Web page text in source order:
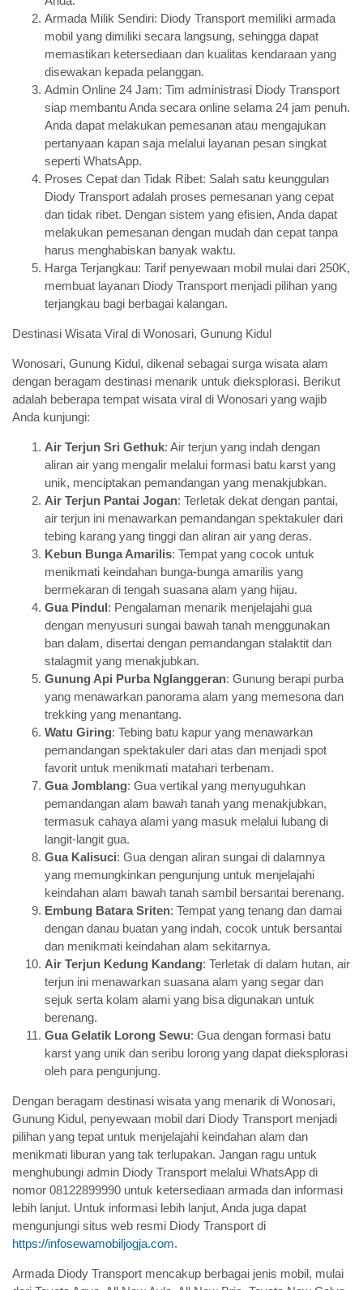
Armada Milik Sendiri: Diody Transport memiliki armada
mobil yang dimiliki secara langsung, sehingga dapat
memastikan ketersediaan dan kualitas kendaraan yang
disewakan kepada pelanggan.
Admin Online 24 Jam: Tim administrasi Diody Transport
siap membantu Anda secara online selama 24 jam penuh.
Anda dapat melakukan pemesanan atau mengajukan
pertanyaan kapan saja melalui layanan pesan singkat
seperti WhatsApp.
Proses Cepat dan Tidak Ribet: Salah satu keunggulan
Diody Transport adalah proses pemesanan yang cepat
dan tidak ribet. Dengan sistem yang efisien, Anda dapat
melakukan pemesanan dengan mudah dan cepat tanpa
harus menghabiskan banyak waktu.
Harga Terjangkau: Tarif penyewaan mobil mulai dari 250K,
membuat layanan Diody Transport menjadi pilihan yang
terjangkau bagi berbagai kalangan.
Destinasi Wisata Viral di Wonosari, Gunung Kidul
Wonosari, Gunung Kidul, dikenal sebagai surga wisata alam
dengan beragam destinasi menarik untuk dieksplorasi. Berikut
adalah beberapa tempat wisata viral di Wonosari yang wajib
Anda kunjungi:
Air Terjun Sri Gethuk: Air terjun yang indah dengan
aliran air yang mengalir melalui formasi batu karst yang
unik, menciptakan pemandangan yang menakjubkan.
Air Terjun Pantai Jogan: Terletak dekat dengan pantai,
air terjun ini menawarkan pemandangan spektakuler dari
tebing karang yang tinggi dan aliran air yang deras.
Kebun Bunga Amarilis: Tempat yang cocok untuk
menikmati keindahan bunga-bunga amarilis yang
bermekaran di tengah suasana alam yang hijau.
Gua Pindul: Pengalaman menarik menjelajahi gua
dengan menyusuri sungai bawah tanah menggunakan
ban dalam, disertai dengan pemandangan stalaktit dan
stalagmit yang menakjubkan.
Gunung Api Purba Nglanggeran: Gunung berapi purba
yang menawarkan panorama alam yang memesona dan
trekking yang menantang.
Watu Giring: Tebing batu kapur yang menawarkan
pemandangan spektakuler dari atas dan menjadi spot
favorit untuk menikmati matahari terbenam.
Gua Jomblang: Gua vertikal yang menyuguhkan
pemandangan alam bawah tanah yang menakjubkan,
termasuk cahaya alami yang masuk melalui lubang di
langit-langit gua.
Gua Kalisuci: Gua dengan aliran sungai di dalamnya
yang memungkinkan pengunjung untuk menjelajahi
keindahan alam bawah tanah sambil bersantai berenang.
Embung Batara Sriten: Tempat yang tenang dan damai
dengan danau buatan yang indah, cocok untuk bersantai
dan menikmati keindahan alam sekitarnya.
Air Terjun Kedung Kandang: Terletak di dalam hutan, air
terjun ini menawarkan suasana alam yang segar dan
sejuk serta kolam alami yang bisa digunakan untuk
berenang.
Gua Gelatik Lorong Sewu: Gua dengan formasi batu
karst yang unik dan seribu lorong yang dapat dieksplorasi
oleh para pengunjung.
Dengan beragam destinasi wisata yang menarik di Wonosari,
Gunung Kidul, penyewaan mobil dari Diody Transport menjadi
pilihan yang tepat untuk menjelajahi keindahan alam dan
menikmati liburan yang tak terlupakan. Jangan ragu untuk
menghubungi admin Diody Transport melalui WhatsApp di
nomor 08122899990 untuk ketersediaan armada dan informasi
lebih lanjut. Untuk informasi lebih lanjut, Anda juga dapat
mengunjungi situs web resmi Diody Transport di
https://infosewamobiljogja.com.
Armada Diody Transport mencakup berbagai jenis mobil, mulai